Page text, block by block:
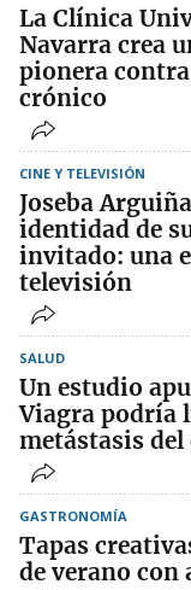
La Clínica
Navarra crea
pionera
crónico
CINE Y TELEVISIÓN
Joseba
identidad de
invitado: una
televisión
SALUD
Un estudio
Viagra podría
metástasis del
GASTRONOMÍA
Tapas
de verano con